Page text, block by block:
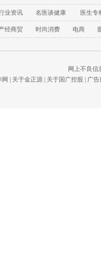
业资讯 名医谈健康 医生专
经商贸 时尚消费 电商
网上不良信
网
关于金正源 关于国广控股 广